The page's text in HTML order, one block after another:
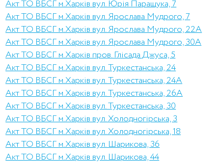
Акт ТО ВБСГ м.Харків вул. Юрія Паращука, 7
Акт ТО ВБСГ м.Харків вул. Ярослава Мудрого, 7
Акт ТО ВБСГ м.Харків вул. Ярослава Мудрого, 22А
Акт ТО ВБСГ м.Харків вул. Ярослава Мудрого, 30А
Акт ТО ВБСГ м.Харків пров. Глісада Джуса, 5
Акт ТО ВБСГ м.Харків вул. Туркестанська, 24
Акт ТО ВБСГ м.Харків вул. Туркестанська, 24А
Акт ТО ВБСГ м.Харків вул. Туркестанська, 26А
Акт ТО ВБСГ м.Харків вул. Туркестанська, 30
Акт ТО ВБСГ м.Харків вул. Холодногірська, 3
Акт ТО ВБСГ м.Харків вул. Холодногірська, 18
Акт ТО ВБСГ м.Харків вул. Шарикова, 36
Акт ТО ВБСГ м.Харків вул. Шарикова, 44